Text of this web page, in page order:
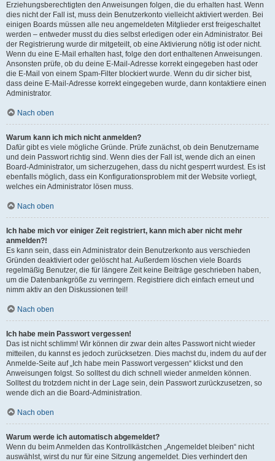
Erziehungsberechtigten den Anweisungen folgen, die du erhalten hast. Wenn
dies nicht der Fall ist, muss dein Benutzerkonto vielleicht aktiviert werden. Bei
einigen Boards müssen alle neu angemeldeten Mitglieder erst freigeschaltet
werden – entweder musst du dies selbst erledigen oder ein Administrator. Bei
der Registrierung wurde dir mitgeteilt, ob eine Aktivierung nötig ist oder nicht.
Wenn du eine E-Mail erhalten hast, folge den dort enthaltenen Anweisungen.
Ansonsten prüfe, ob du deine E-Mail-Adresse korrekt eingegeben hast oder
die E-Mail von einem Spam-Filter blockiert wurde. Wenn du dir sicher bist,
dass deine E-Mail-Adresse korrekt eingegeben wurde, dann kontaktiere einen
Administrator.
Nach oben
Warum kann ich mich nicht anmelden?
Dafür gibt es viele mögliche Gründe. Prüfe zunächst, ob dein Benutzername
und dein Passwort richtig sind. Wenn dies der Fall ist, wende dich an einen
Board-Administrator, um sicherzugehen, dass du nicht gesperrt wurdest. Es ist
ebenfalls möglich, dass ein Konfigurationsproblem mit der Website vorliegt,
welches ein Administrator lösen muss.
Nach oben
Ich habe mich vor einiger Zeit registriert, kann mich aber nicht mehr
anmelden?!
Es kann sein, dass ein Administrator dein Benutzerkonto aus verschieden
Gründen deaktiviert oder gelöscht hat. Außerdem löschen viele Boards
regelmäßig Benutzer, die für längere Zeit keine Beiträge geschrieben haben,
um die Datenbankgröße zu verringern. Registriere dich einfach erneut und
nimm aktiv an den Diskussionen teil!
Nach oben
Ich habe mein Passwort vergessen!
Das ist nicht schlimm! Wir können dir zwar dein altes Passwort nicht wieder
mitteilen, du kannst es jedoch zurücksetzen. Dies machst du, indem du auf der
Anmelde-Seite auf „Ich habe mein Passwort vergessen“ klickst und den
Anweisungen folgst. So solltest du dich schnell wieder anmelden können.
Solltest du trotzdem nicht in der Lage sein, dein Passwort zurückzusetzen, so
wende dich an die Board-Administration.
Nach oben
Warum werde ich automatisch abgemeldet?
Wenn du beim Anmelden das Kontrollkästchen „Angemeldet bleiben“ nicht
auswählst, wirst du nur für eine Sitzung angemeldet. Dies verhindert den